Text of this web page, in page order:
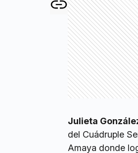
Julieta
del Cuádruple
Amaya donde